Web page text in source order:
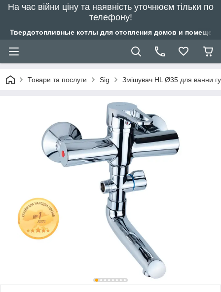
На час війни ціну та наявність уточнюєм тільки по
телефону!
Твердотопливные котлы для отопления домов и
Товари та послуги Sig Змішувач HL Ø35 для ванни